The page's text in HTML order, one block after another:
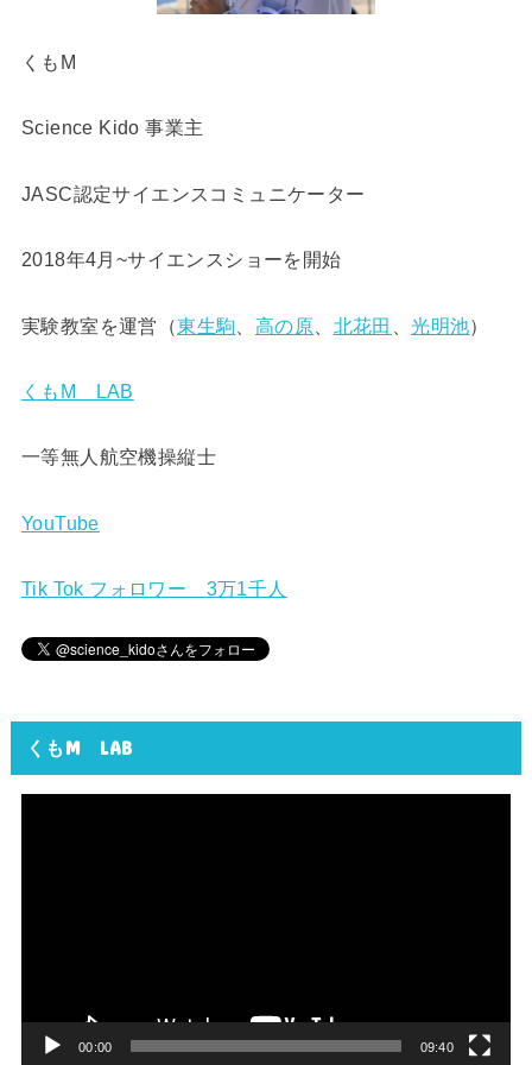
くもM
Science Kido 事業主
JASC認定サイエンスコミュニケーター
2018年4月~サイエンスショーを開始
実験教室を運営（東生駒 高の原 北花田 、光明池）
くもM LAB
一等無人航空機操縦士
YouTube
Tik Tok フォロワー 3万1千人
くもM LAB
00:00 09:40